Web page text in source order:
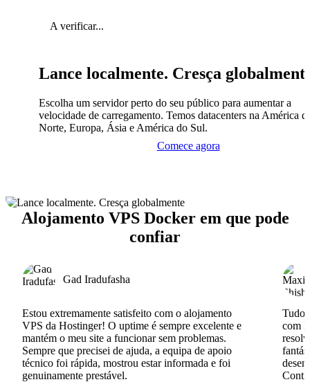
A verificar...
Lance localmente. Cresça
Escolha um servidor perto do seu público para aumentar a
velocidade de carregamento. Temos datacenters na América
Norte, Europa, Ásia e América do Sul.
Comece agora
Alojamento VPS Docker em que pode
confiar
Gad Iradufasha
Estou extremamente satisfeito com o alojamento
VPS da Hostinger! O uptime é sempre excelente e
mantém o meu site a funcionar sem problemas.
Sempre que precisei de ajuda, a equipa de apoio
técnico foi rápida, mostrou estar informada e foi
genuinamente prestável.
Tudo
com